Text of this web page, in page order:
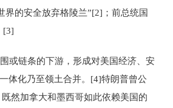
的安全放弃格陵兰”[2]；前总统国
[3]
或链条的下游，形成对美国经济、安
体化乃至领土合并。[4]特朗普曾公
然加拿大和墨西哥如此依赖美国的